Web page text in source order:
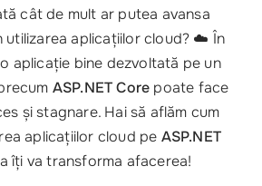
cât de mult ar putea avansa
utilizarea aplicațiilor cloud? ☁️ În
aplicație bine dezvoltată pe un
ASP.NET Core poate face
și stagnare. Hai să aflăm cum
aplicațiilor cloud pe ASP.NET
îți va transforma afacerea!